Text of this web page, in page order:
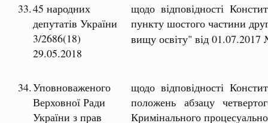
33.45 народних
депутатів України
3/2686(18)
29.05.2018
щодо відповідності
пункту шостого частини
вищу освіту" від
34.Уповноваженого
Верховної Ради
України з прав
щодо відповідності
положень абзацу
Кримінального